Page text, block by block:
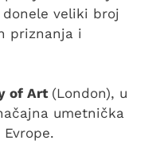
veliki broj
priznanja i
of Art (London), u
umetnička